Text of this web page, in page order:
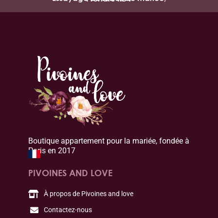
Boutique appartement pour la mariée, fondée à
Paris en 2017
PIVOINES AND LOVE
À propos de Pivoines and love
Contactez-nous